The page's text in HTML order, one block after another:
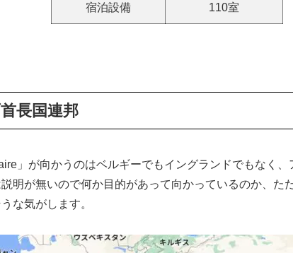
宿泊設備 110室
長国連邦
」が向かうのはベルギーでもイングランドでもなく、
明が無いので何か目的があって向かっているのか、た
な気がします。